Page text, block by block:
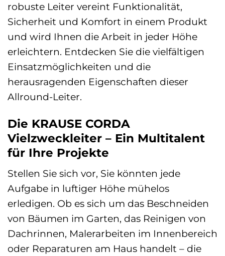
robuste Leiter vereint Funktionalität,
Sicherheit und Komfort in einem Produkt
und wird Ihnen die Arbeit in jeder Höhe
erleichtern. Entdecken Sie die vielfältigen
Einsatzmöglichkeiten und die
herausragenden Eigenschaften dieser
Allround-Leiter.
Die KRAUSE CORDA
Vielzweckleiter – Ein Multitalent
für Ihre Projekte
Stellen Sie sich vor, Sie könnten jede
Aufgabe in luftiger Höhe mühelos
erledigen. Ob es sich um das Beschneiden
von Bäumen im Garten, das Reinigen von
Dachrinnen, Malerarbeiten im Innenbereich
oder Reparaturen am Haus handelt – die